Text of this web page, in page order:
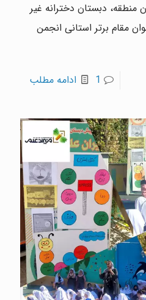
منطقه، دبستان دخترانه غیر
مقام برتر استانی انجمن
1 ادامه مطلب